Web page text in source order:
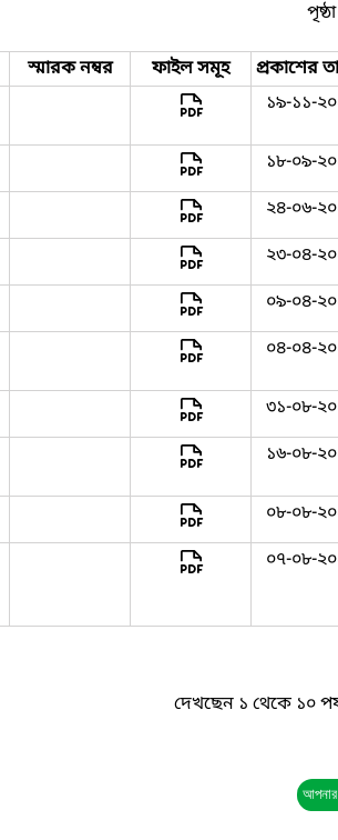
স্মারক নম্বর ফাইল সমূহ প্রকাশের
১৯-১১-
১৮-০৯-
২৪-০৬-
২৩-০৪-
০৯-০৪-
০৪-০৪-
৩১-০৮-
১৬-০৮-
০৮-০৮-
০৭-০৮-
দেখছেন ১ থেকে ১০